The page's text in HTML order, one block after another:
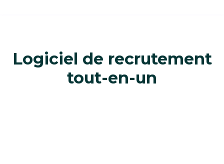
Logiciel de recrutement
tout-en-un